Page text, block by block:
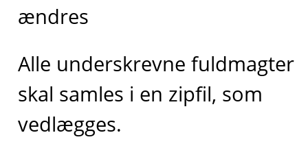
ændres
Alle underskrevne fuldmagter
skal samles i en zipfil, som
vedlægges.